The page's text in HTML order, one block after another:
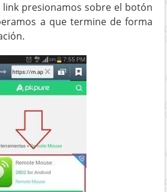
presionamos sobre el botón
a que termine de forma